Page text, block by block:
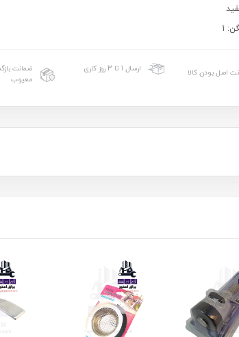
1
اصل بودن کالا ارسال 1 تا 3 روز کاری
ضمانت
معیوب